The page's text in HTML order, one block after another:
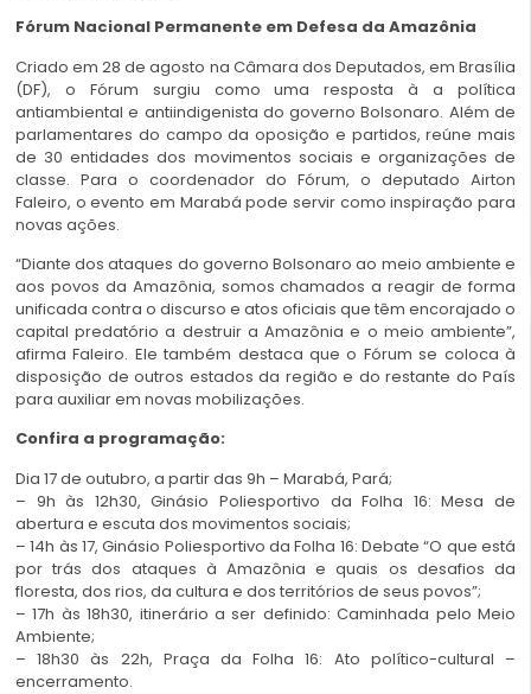
Fórum Nacional Permanente em Defesa da Amazônia
Criado em 28 de agosto na Câmara dos Deputados, em Brasília
(DF), o Fórum surgiu como uma resposta à a política
antiambiental e antiindigenista do governo Bolsonaro. Além de
parlamentares do campo da oposição e partidos, reúne mais
de 30 entidades dos movimentos sociais e organizações de
classe. Para o coordenador do Fórum, o deputado Airton
Faleiro, o evento em Marabá pode servir como inspiração para
novas ações.
“Diante dos ataques do governo Bolsonaro ao meio ambiente e
aos povos da Amazônia, somos chamados a reagir de forma
unificada contra o discurso e atos oficiais que têm encorajado o
capital predatório a destruir a Amazônia e o meio ambiente”,
afirma Faleiro. Ele também destaca que o Fórum se coloca à
disposição de outros estados da região e do restante do País
para auxiliar em novas mobilizações.
Confira a programação:
Dia 17 de outubro, a partir das 9h – Marabá, Pará;
– 9h às 12h30, Ginásio Poliesportivo da Folha 16: Mesa de
abertura e escuta dos movimentos sociais;
– 14h às 17, Ginásio Poliesportivo da Folha 16: Debate “O que está
por trás dos ataques à Amazônia e quais os desafios da
floresta, dos rios, da cultura e dos territórios de seus povos”;
– 17h às 18h30, itinerário a ser definido: Caminhada pelo Meio
Ambiente;
– 18h30 às 22h, Praça da Folha 16: Ato político-cultural –
encerramento.